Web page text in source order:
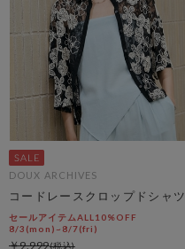
DOUX ARCHIVES
コードレースクロップドシャツ
セールアイテムALL10%OFF
8/3(mon)~8/7(fri)
￥9,999